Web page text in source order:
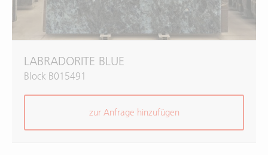
LABRADORITE BLUE
Block B015491
zur Anfrage hinzufügen